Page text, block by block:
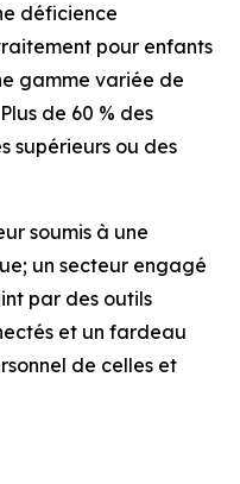
déficience
pour enfants
gamme variée de
de 60 % des
supérieurs ou des
soumis à une
un secteur engagé
par des outils
et un fardeau
de celles et